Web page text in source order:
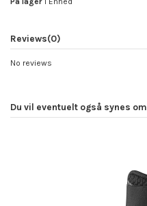
Reviews(0)
No reviews
Du vil eventuelt også synes om